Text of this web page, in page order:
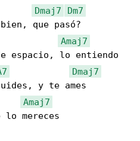
Dmaj7
Dm7
Amaj7
Dmaj7
Amaj7
mereces